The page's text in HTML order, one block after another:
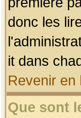
donc les
it dans
Revenir en
Que sont